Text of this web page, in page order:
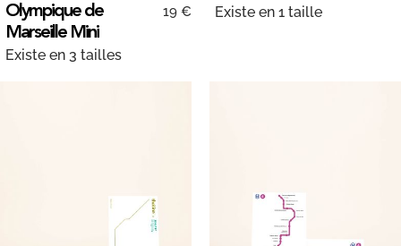
Olympique de
Marseille Mini
19 €
Existe en 3 tailles
Existe en 1 taille